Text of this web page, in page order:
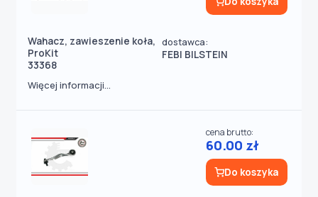
Wahacz, zawieszenie koła,
ProKit
33368
dostawca:
FEBI BILSTEIN
Więcej informacji...
cena brutto:
60.00 zł
Do koszyka